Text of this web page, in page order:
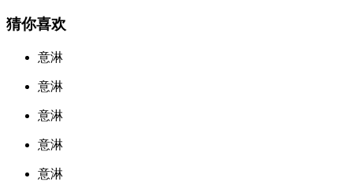
猜你喜欢
意淋
意淋
意淋
意淋
意淋